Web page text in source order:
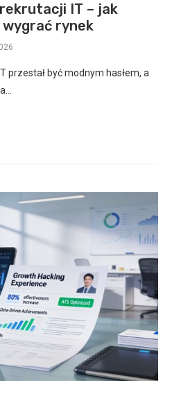
IT – jak
wygrać rynek
przestał być modnym hasłem, a